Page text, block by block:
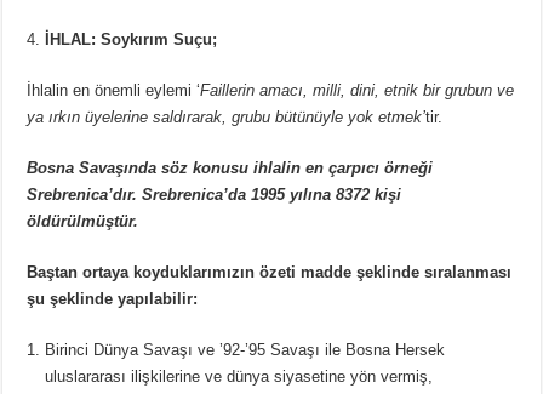
İHLAL: Soykırım Suçu;
İhlalin en önemli eylemi ‘Faillerin amacı, milli, dini, etnik bir grubun ve
ya ırkın üyelerine saldırarak, grubu bütünüyle yok etmek’tir.
Bosna Savaşında söz konusu ihlalin en çarpıcı örneği
Srebrenica’dır. Srebrenica’da 1995 yılına 8372 kişi
öldürülmüştür.
Baştan ortaya koyduklarımızın özeti madde şeklinde sıralanması
şu şeklinde yapılabilir:
Birinci Dünya Savaşı ve ’92-’95 Savaşı ile Bosna Hersek
uluslararası ilişkilerine ve dünya siyasetine yön vermiş,